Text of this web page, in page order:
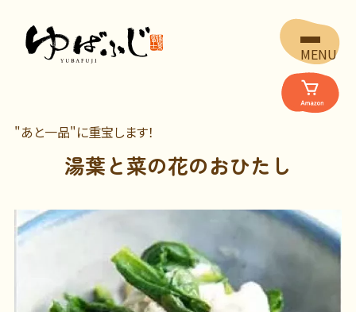
MENU
"あと一品"に重宝します！
湯葉と菜の花のおひたし